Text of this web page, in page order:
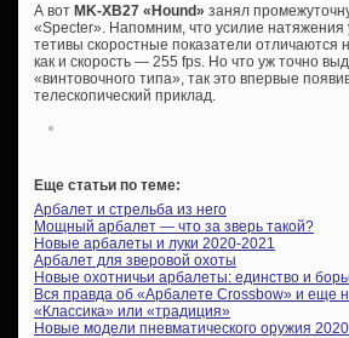
А вот MK-XB27 «Hound» занял
«Specter». Напомним, что усилие
тетивы скоростные показатели
как и скорость — 255 fps. Но что уж точно
«винтовочного типа», так это впервые
телескопический приклад.
Еще статьи по теме:
Арбалет и стрельба из него
Мощный арбалет — что за зверь такой?
Новые арбалеты и луки 2020-2021
Арбалет для зверовой охоты
Новые охотничьи арбалеты: единство и
Вся правда об «Арбалете Crossbow» и еще
«Классика» или «традиция»
Новые модели пневматического оружия